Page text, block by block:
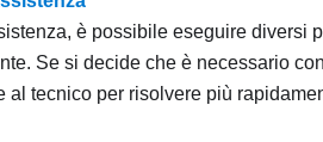
è possibile eseguire diversi
Se si decide che è necessario
al tecnico per risolvere più